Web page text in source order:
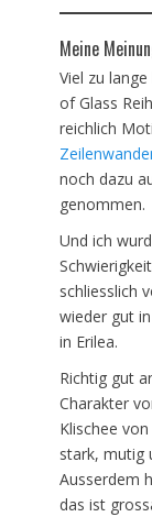
Meine
Viel zu
of Glass
reichlich
noch dazu
genommen.
Und ich
schliesslich
wieder gut
in Erilea.
Richtig gut
Charakter
Klischee
stark, mutig
Ausserdem
das ist